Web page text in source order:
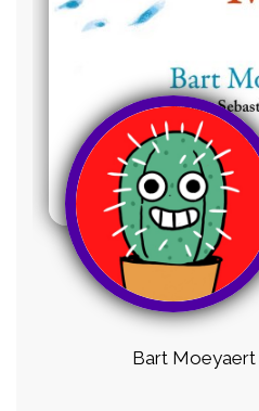
Bart Moeyaert |